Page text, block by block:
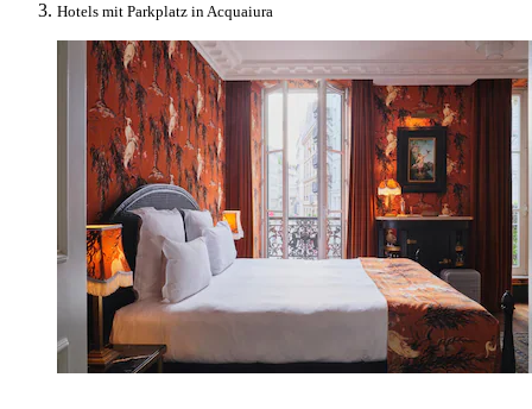
Hotels mit Parkplatz in Acquaiura